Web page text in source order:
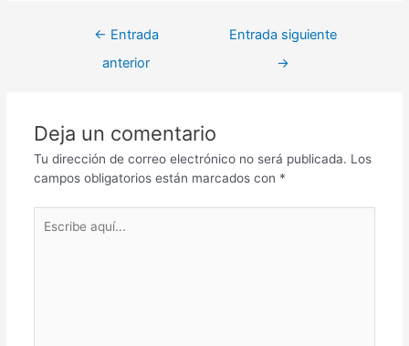
← Entrada
anterior
Entrada siguiente
→
Deja un comentario
Tu dirección de correo electrónico no será publicada. Los
campos obligatorios están marcados con *
aquí...